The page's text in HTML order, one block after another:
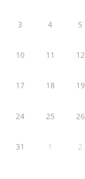
3 4 5
10 11 12
17 18 19
24 25 26
31 1 2